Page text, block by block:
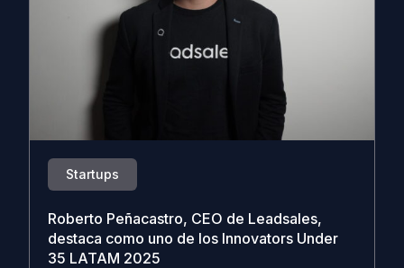
Startups
Roberto Peñacastro, CEO de Leadsales,
destaca como uno de los Innovators Under
35 LATAM 2025